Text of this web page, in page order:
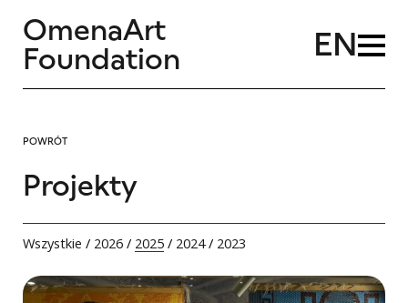
OmenaArt
Foundation
EN
POWRÓT
Projekty
Wszystkie / 2026/ 2025/ 2024/ 2023